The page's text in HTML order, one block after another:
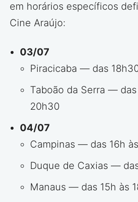
em horários específicos
Cine Araújo:
03/07
Piracicaba — das
Taboão da Serra —
20h30
04/07
Campinas — das 16h
Duque de Caxias —
Manaus — das 15h às